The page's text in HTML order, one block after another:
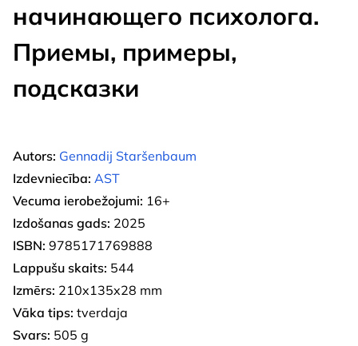
начинающего психолога.
Приемы, примеры,
подсказки
Autors: Gennadij Staršenbaum
Izdevniecība: AST
Vecuma ierobežojumi: 16+
Izdošanas gads: 2025
ISBN: 9785171769888
Lappušu skaits: 544
Izmērs: 210x135x28 mm
Vāka tips: tverdaja
Svars: 505 g